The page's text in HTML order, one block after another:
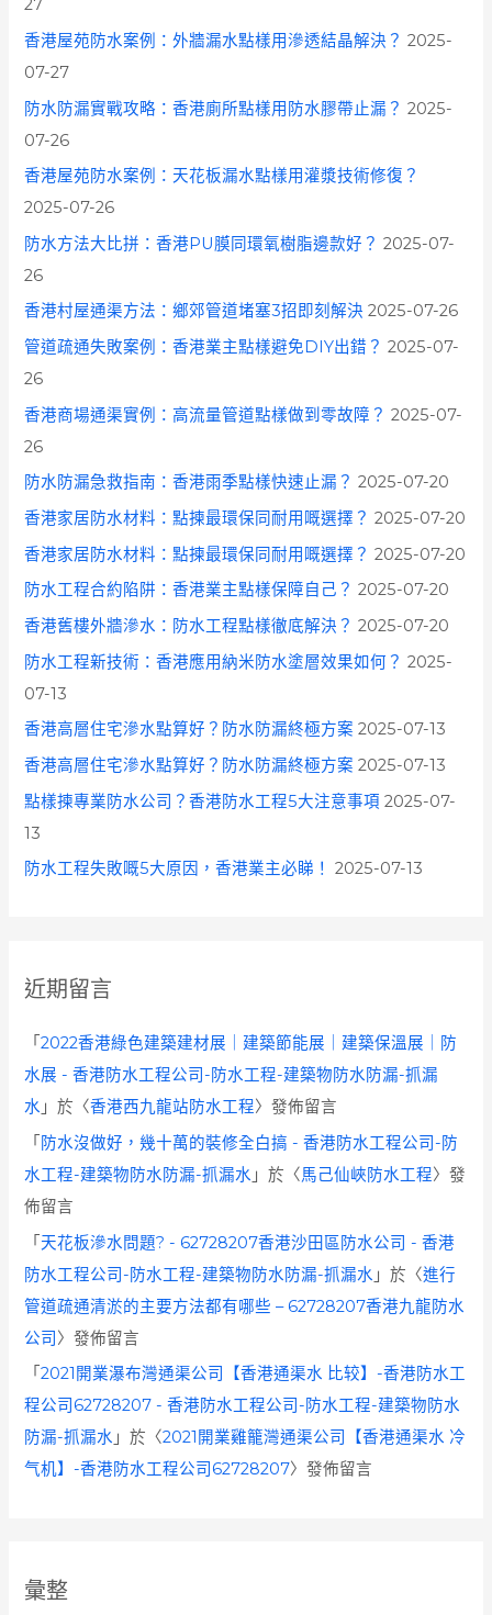
27
香港屋苑防水案例：外牆漏水點樣用滲透結晶解決？ 2025-
07-27
防水防漏實戰攻略：香港廁所點樣用防水膠帶止漏？ 2025-
07-26
香港屋苑防水案例：天花板漏水點樣用灌漿技術修復？
2025-07-26
防水方法大比拼：香港PU膜同環氧樹脂邊款好？ 2025-07-
26
香港村屋通渠方法：鄉郊管道堵塞3招即刻解決 2025-07-26
管道疏通失敗案例：香港業主點樣避免DIY出錯？ 2025-07-
26
香港商場通渠實例：高流量管道點樣做到零故障？ 2025-07-
26
防水防漏急救指南：香港雨季點樣快速止漏？ 2025-07-20
香港家居防水材料：點揀最環保同耐用嘅選擇？ 2025-07-20
香港家居防水材料：點揀最環保同耐用嘅選擇？ 2025-07-20
防水工程合約陷阱：香港業主點樣保障自己？ 2025-07-20
香港舊樓外牆滲水：防水工程點樣徹底解決？ 2025-07-20
防水工程新技術：香港應用納米防水塗層效果如何？ 2025-
07-13
香港高層住宅滲水點算好？防水防漏終極方案 2025-07-13
香港高層住宅滲水點算好？防水防漏終極方案 2025-07-13
點樣揀專業防水公司？香港防水工程5大注意事項 2025-07-
13
防水工程失敗嘅5大原因，香港業主必睇！
2025-07-13
近期留言
「2022香港綠色建築建材展｜建築節能展｜建築保溫展｜防
水展 - 香港防水工程公司-防水工程-建築物防水防漏-抓漏
水 」於〈香港西九龍站防水工程〉發佈留言
「 防水沒做好，幾十萬的裝修全白搞 - 香港防水工程公司-防
水工程-建築物防水防漏-抓漏水 」於〈馬己仙峽防水工程〉發
佈留言
「 天花板滲水問題? - 62728207香港沙田區防水公司 - 香港
防水工程公司-防水工程-建築物防水防漏-抓漏水 」於〈進行
管道疏通清淤的主要方法都有哪些 – 62728207香港九龍防水
公司 〉發佈留言
「2021開業瀑布灣通渠公司【香港通渠水 比较】-香港防水工
程公司62728207 - 香港防水工程公司-防水工程-建築物防水
防漏-抓漏水 」於〈2021開業雞籠灣通渠公司【香港通渠水 冷
气机】-香港防水工程公司62728207〉發佈留言
彙整